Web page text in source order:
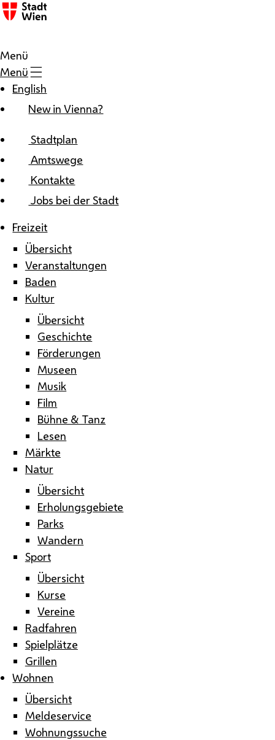
Zum Inhalt
Menü
Menü
English
New in Vienna?
Stadtplan
Amtswege
Kontakte
Jobs bei der Stadt
Freizeit
Übersicht
Veranstaltungen
Baden
Kultur
Übersicht
Geschichte
Förderungen
Museen
Musik
Film
Bühne & Tanz
Lesen
Märkte
Natur
Übersicht
Erholungsgebiete
Parks
Wandern
Sport
Übersicht
Kurse
Vereine
Radfahren
Spielplätze
Grillen
Wohnen
Übersicht
Meldeservice
Wohnungssuche